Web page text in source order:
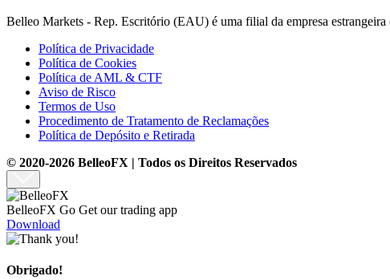
Belleo Markets - Rep. Escritório (EAU) é uma filial da empresa
Política de Privacidade
Política de Cookies
Política de AML & CTF
Aviso de Risco
Termos de Uso
Procedimento de Tratamento de Reclamações
Política de Depósito e Retirada
© 2020-2026 BelleoFX | Todos os Direitos Reservados
BelleoFX Go Get our trading app
Download
Obrigado!